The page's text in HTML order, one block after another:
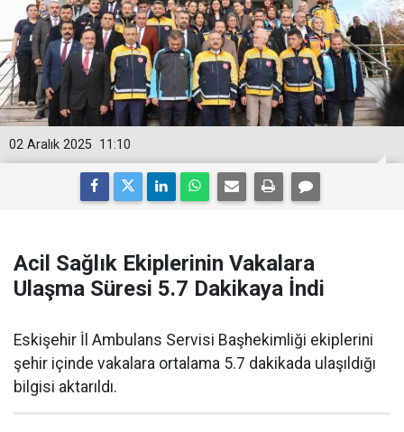
11:10
02 Aralık 2025
Acil Sağlık Ekiplerinin Vakalara
Ulaşma Süresi 5.7 Dakikaya İndi
Eskişehir İl Ambulans Servisi Başhekimliği ekiplerini
şehir içinde vakalara ortalama 5.7 dakikada ulaşıldığı
bilgisi aktarıldı.